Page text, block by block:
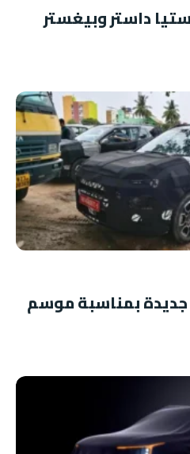
داستر وبيغستر
هيونداي تطلق SUV جديدة بمناسبة موسم